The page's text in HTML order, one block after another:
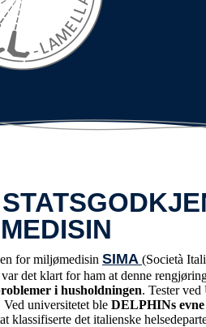
for miljømedisin SIMA (Società
det klart for ham at denne
i husholdningen. Tester
universitetet ble DELPHINs
klassifiserte det italienske